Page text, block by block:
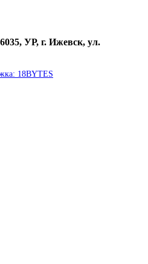
УР, г. Ижевск, ул.
18BYTES